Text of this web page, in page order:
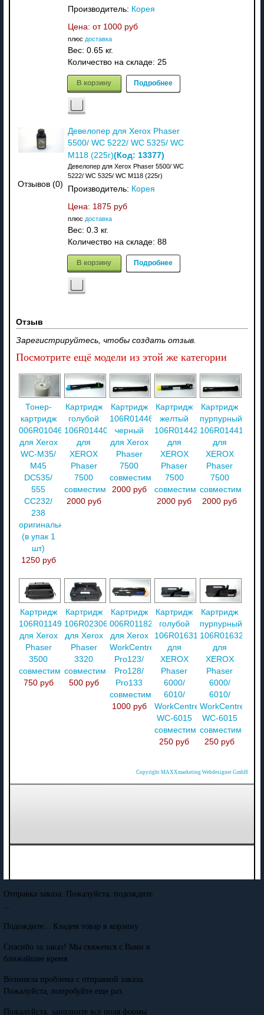
Производитель: Корея
Цена: от 1000 руб
плюс доставка
Вес: 0.65 кг.
Количество на складе: 25
В корзину Подробнее
Отзывов (0)
Девелопер для Xerox Phaser
5500/ WC 5222/ WC 5325/ WC
M118 (225г)(Код: 13377)
Девелопер для Xerox Phaser 5500/ WC
5222/ WC 5325/ WC M118 (225г)
Производитель: Корея
Цена: 1875 руб
плюс доставка
Вес: 0.3 кг.
Количество на складе: 88
В корзину Подробнее
Отзыв
Зарегистрируйтесь, чтобы создать отзыв.
Посмотрите ещё модели из этой же категории
Тонер-
картридж
006R01046
для Xerox
WC-M35/
M45
DC535/
555
CC232/
238
оригинальный
(в упак 1
шт)
1250 руб
Картридж
голубой
106R01440
для
XEROX
Phaser
7500
совместимый
2000 руб
Картридж
106R01446
черный
для Xerox
Phaser
7500
совместимый
2000 руб
Картридж
желтый
106R01442
для
XEROX
Phaser
7500
совместимый
2000 руб
Картридж
пурпурный
106R01441
для
XEROX
Phaser
7500
совместимый
2000 руб
Картридж
106R01149
для Xerox
Phaser
3500
совместимый
750 руб
Картридж
106R02306
для Xerox
Phaser
3320
совместимый
500 руб
Картридж
006R01182
для Xerox
WorkCentre
Pro123/
Pro128/
Pro133
совместимый
1000 руб
Картридж
голубой
106R01631
для
XEROX
Phaser
6000/
6010/
WorkCentre
WC-6015
совместимый
250 руб
Картридж
пурпурный
106R01632
для
XEROX
Phaser
6000/
6010/
WorkCentre
WC-6015
совместимый
250 руб
Copyright MAXXmarketing Webdesigner GmbH
Отправка заказа. Пожалуйста, подождите
...
Подождите... Кладем товар в корзину
Спасибо за заказ! Мы свяжемся с Вами в
ближайшее время
Возникла проблема с отправкой заказа.
Пожалуйста, попробуйте еще раз.
Пожалуйста, заполните все поля формы